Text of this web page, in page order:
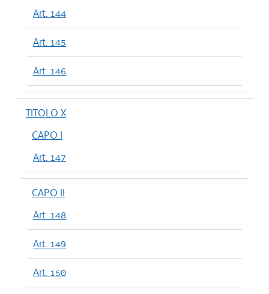
Art. 144
Art. 145
Art. 146
TITOLO X
CAPO I
Art. 147
CAPO II
Art. 148
Art. 149
Art. 150